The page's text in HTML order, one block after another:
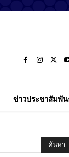
ข่าวประชาสัมพั